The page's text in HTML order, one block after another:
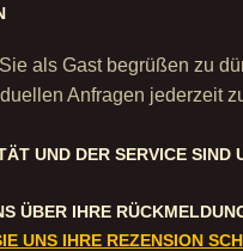
als Gast begrüßen zu
Anfragen jederzeit
UND DER SERVICE SIND
ÜBER IHRE
UNS IHRE REZENSION